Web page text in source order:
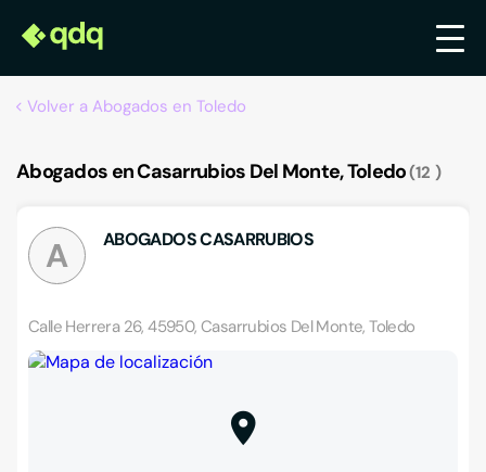
Volver a Abogados en Toledo
Abogados en Casarrubios Del Monte, Toledo 12
A ABOGADOS CASARRUBIOS
Calle Herrera 26, 45950, Casarrubios Del Monte, Toledo